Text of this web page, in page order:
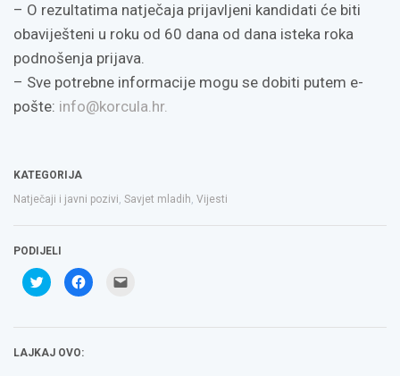
– O rezultatima natječaja prijavljeni kandidati će biti
obaviješteni u roku od 60 dana od dana isteka roka
podnošenja prijava.
– Sve potrebne informacije mogu se dobiti putem e-
pošte: info@korcula.hr.
KATEGORIJA
Natječaji i javni pozivi, Savjet mladih, Vijesti
PODIJELI
Podijeli
na
Twitteru
u
prozoru)
Klikom
podijelite
u to
LAJKAJ OVO: